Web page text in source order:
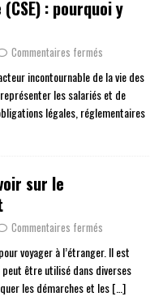
: pourquoi y
Commentaires fermés
incontournable de la vie des
les salariés et de
légales, réglementaires
sur le
Commentaires fermés
voyager à l’étranger. Il est
être utilisé dans diverses
les démarches et les[…]